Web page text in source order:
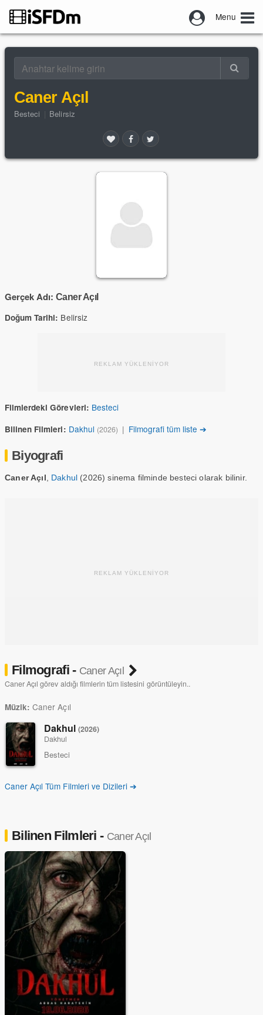
Menu
Caner Açıl
Besteci Belirsiz
Gerçek Adı: Caner Açıl
Doğum Tarihi: Belirsiz
REKLAM YÜKLENİYOR
Filmlerdeki Görevleri: Besteci
Bilinen Filmleri: Dakhul (2026) | Filmografi tüm liste ➔
Biyografi
Caner Açıl Dakhul (2026) sinema filminde besteci olarak bilinir.
REKLAM YÜKLENİYOR
Filmografi - Caner Açıl
Caner Açıl görev aldığı filmlerin tüm listesini görüntüleyin..
Müzik: Caner Açıl
Dakhul(2026)
Dakhul
Besteci
Caner Açıl Tüm Filmleri ve Dizileri ➔
Bilinen Filmleri - Caner Açıl